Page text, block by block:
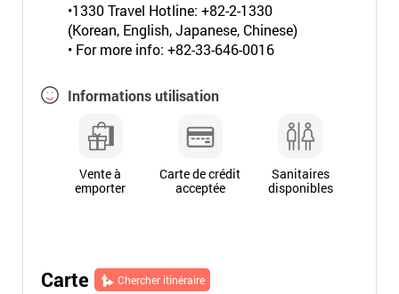
•1330 Travel Hotline: +82-2-1330
(Korean, English, Japanese, Chinese)
• For more info: +82-33-646-0016
Informations utilisation
Vente à
emporter
Carte de crédit
acceptée
Sanitaires
disponibles
Carte Chercher itinéraire